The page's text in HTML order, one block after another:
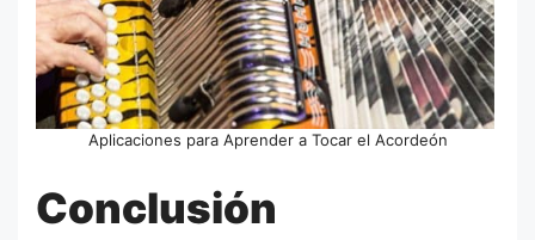
Aplicaciones para Aprender a Tocar el Acordeón
Conclusión